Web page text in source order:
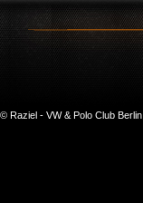
© Raziel - VW & Polo Club Berlin